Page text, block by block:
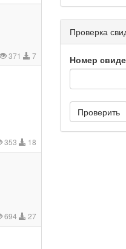
371 7
353 18
694 27
Проверка
Номер
Проверить